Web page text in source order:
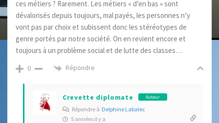
ces métiers ? Rarement. Les métiers « d’en bas » sont
dévalorisés depuis toujours, mal payés, les personnes n’y
vont pas par choix et subissent donc les stéréotypes de
genre portés par notre société. On en revient encore et
toujours à un problème social et de lutte des classes…
0 Répondre
Crevette diplomate Auteur
Répondre à Delphine Labalec
5 années il y a